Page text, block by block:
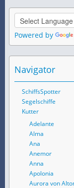
Powered by
Navigator
SchiffsSpotter
Segelschiffe
Kutter
Adelante
Alma
Ana
Anemor
Anna
Apolonia
Aurora von